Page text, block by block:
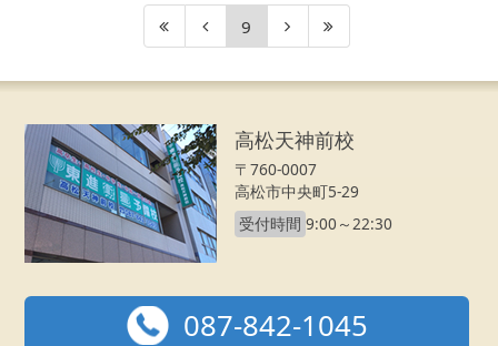
9
高松天神前校
〒760-0007
高松市中央町5-29
受付時間 9:00～22:30
087-842-1045